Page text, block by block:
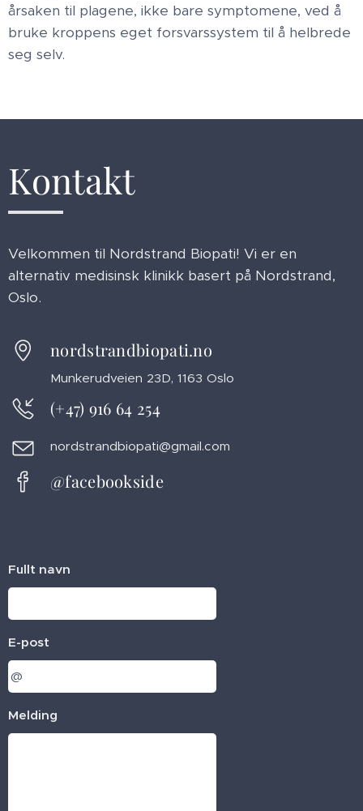
årsaken til plagene, ikke bare symptomene, ved å
bruke kroppens eget forsvarssystem til å helbrede
seg selv.
Kontakt
Velkommen til Nordstrand Biopati! Vi er en
alternativ medisinsk klinikk basert på Nordstrand,
Oslo.
nordstrandbiopati.no
Munkerudveien 23D, 1163 Oslo
(+47) 916 64 254
nordstrandbiopati@gmail.com
@facebookside
Fullt navn
E-post
Melding